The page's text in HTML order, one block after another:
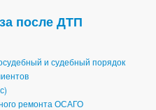
после ДТП
и судебный порядок
ремонта ОСАГО